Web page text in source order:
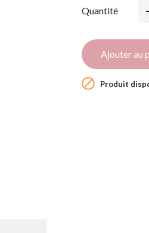
Quantité
Ajouter au
 Produit